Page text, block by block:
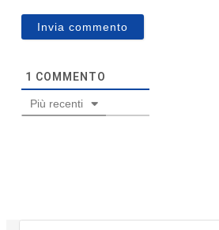
1 COMMENTO
Più recenti